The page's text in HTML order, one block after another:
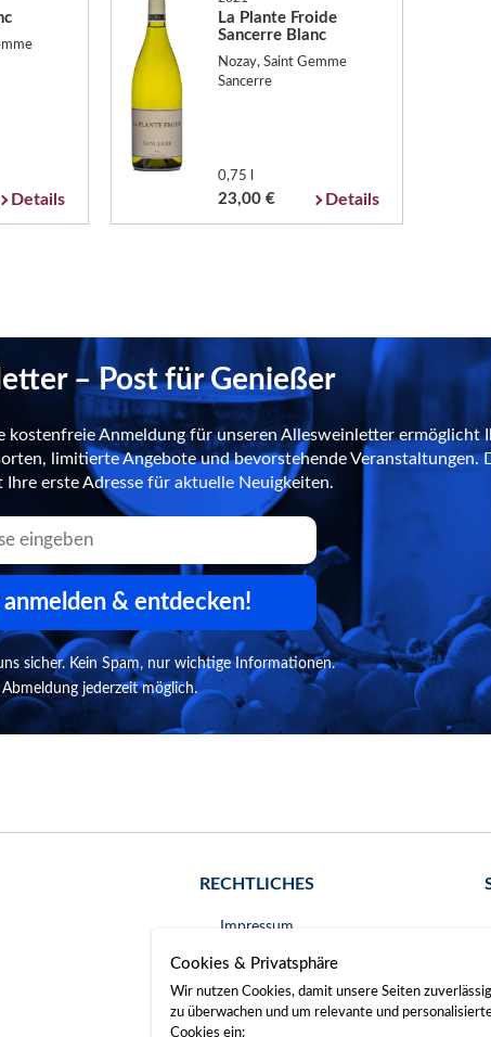
Details
La Plante Froide
Sancerre Blanc
Nozay, Saint Gemme
Sancerre
0,75 l
23,00 € Details
– Post für Genießer
kostenfreie Anmeldung für unseren Allesweinletter ermöglicht
limitierte Angebote und bevorstehende Veranstaltungen.
erste Adresse für aktuelle Neuigkeiten.
& entdecken!
sicher. Kein Spam, nur wichtige Informationen.
Abmeldung jederzeit möglich.
RECHTLICHES
Impressum
AGB
Widerrufsrecht
Cookies & Privatsphäre
Wir nutzen Cookies, damit unsere Seiten
zu überwachen und um relevante und
Cookies ein: